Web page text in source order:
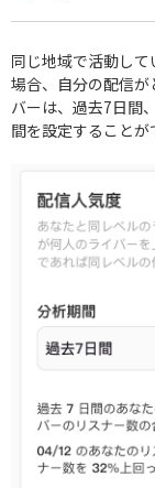
同じ地域で活動し
場合、自分の配信
バーは、過去7日間
間を設定することが